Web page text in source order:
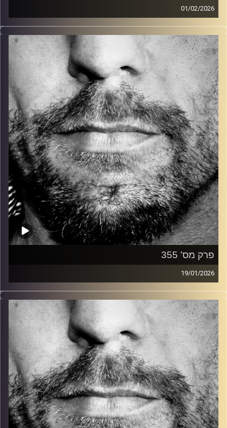
01/02/2026
זיפים, מוזיקה מחוספסת של הופעות חיות. הרבה ג'אם, רוק,
בלוז, bluegrass, ג'אז, Fאנק, פרוגרסיב ואפילו אלקטרוניקה.
כל מה שחי, אמיתי ונושם.
עם שמוליק רגב.
קרדיט תמונות: David Goehring
פרק מס' 355
19/01/2026
זיפים, מוזיקה מחוספסת של הופעות חיות. הרבה ג'אם, רוק,
בלוז, bluegrass, ג'אז, Fאנק, פרוגרסיב ואפילו אלקטרוניקה.
כל מה שחי, אמיתי ונושם.
עם שמוליק רגב.
קרדיט תמונות: David Goehring